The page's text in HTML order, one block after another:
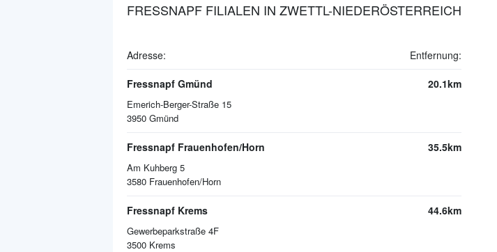
FRESSNAPF FILIALEN IN ZWETTL-NIEDERÖSTERREICH
Adresse: Entfernung:
Fressnapf Gmünd
Emerich-Berger-Straße 15
3950 Gmünd
20.1km
Fressnapf Frauenhofen/Horn
Am Kuhberg 5
3580 Frauenhofen/Horn
35.5km
Fressnapf Krems
Gewerbeparkstraße 4F
3500 Krems
44.6km